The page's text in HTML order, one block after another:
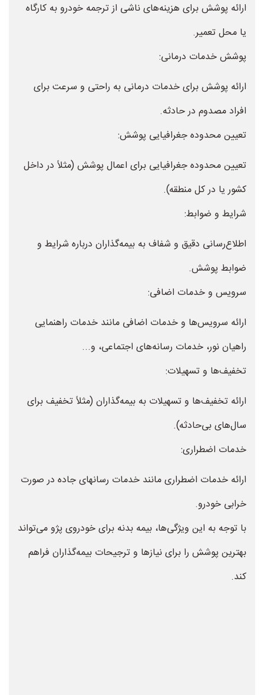
ارائه پوشش برای هزینه‌های ناشی از ترجمه خودرو به کارگاه
یا محل تعمیر.
پوشش خدمات درمانی:
ارائه پوشش برای خدمات درمانی به راحتی و سرعت برای
افراد مصدوم در حادثه.
تعیین محدوده جغرافیایی پوشش:
تعیین محدوده جغرافیایی برای اعمال پوشش (مثلاً در داخل
کشور یا در کل منطقه).
شرایط و ضوابط:
اطلاع‌رسانی دقیق و شفاف به بیمه‌گذاران درباره شرایط و
ضوابط پوشش.
سرویس و خدمات اضافی:
ارائه سرویس‌ها و خدمات اضافی مانند خدمات راهنمایی
راهیان نور، خدمات رسانه‌های اجتماعی، و...
تخفیف‌ها و تسهیلات:
ارائه تخفیف‌ها و تسهیلات به بیمه‌گذاران (مثلاً تخفیف برای
سال‌های بی‌حادثه).
خدمات اضطراری:
ارائه خدمات اضطراری مانند خدمات رسانهای جاده در صورت
خرابی خودرو.
با توجه به این ویژگی‌ها، بیمه بدنه برای خودروی پژو می‌تواند
بهترین پوشش را برای نیازها و ترجیحات بیمه‌گذاران فراهم
کند.